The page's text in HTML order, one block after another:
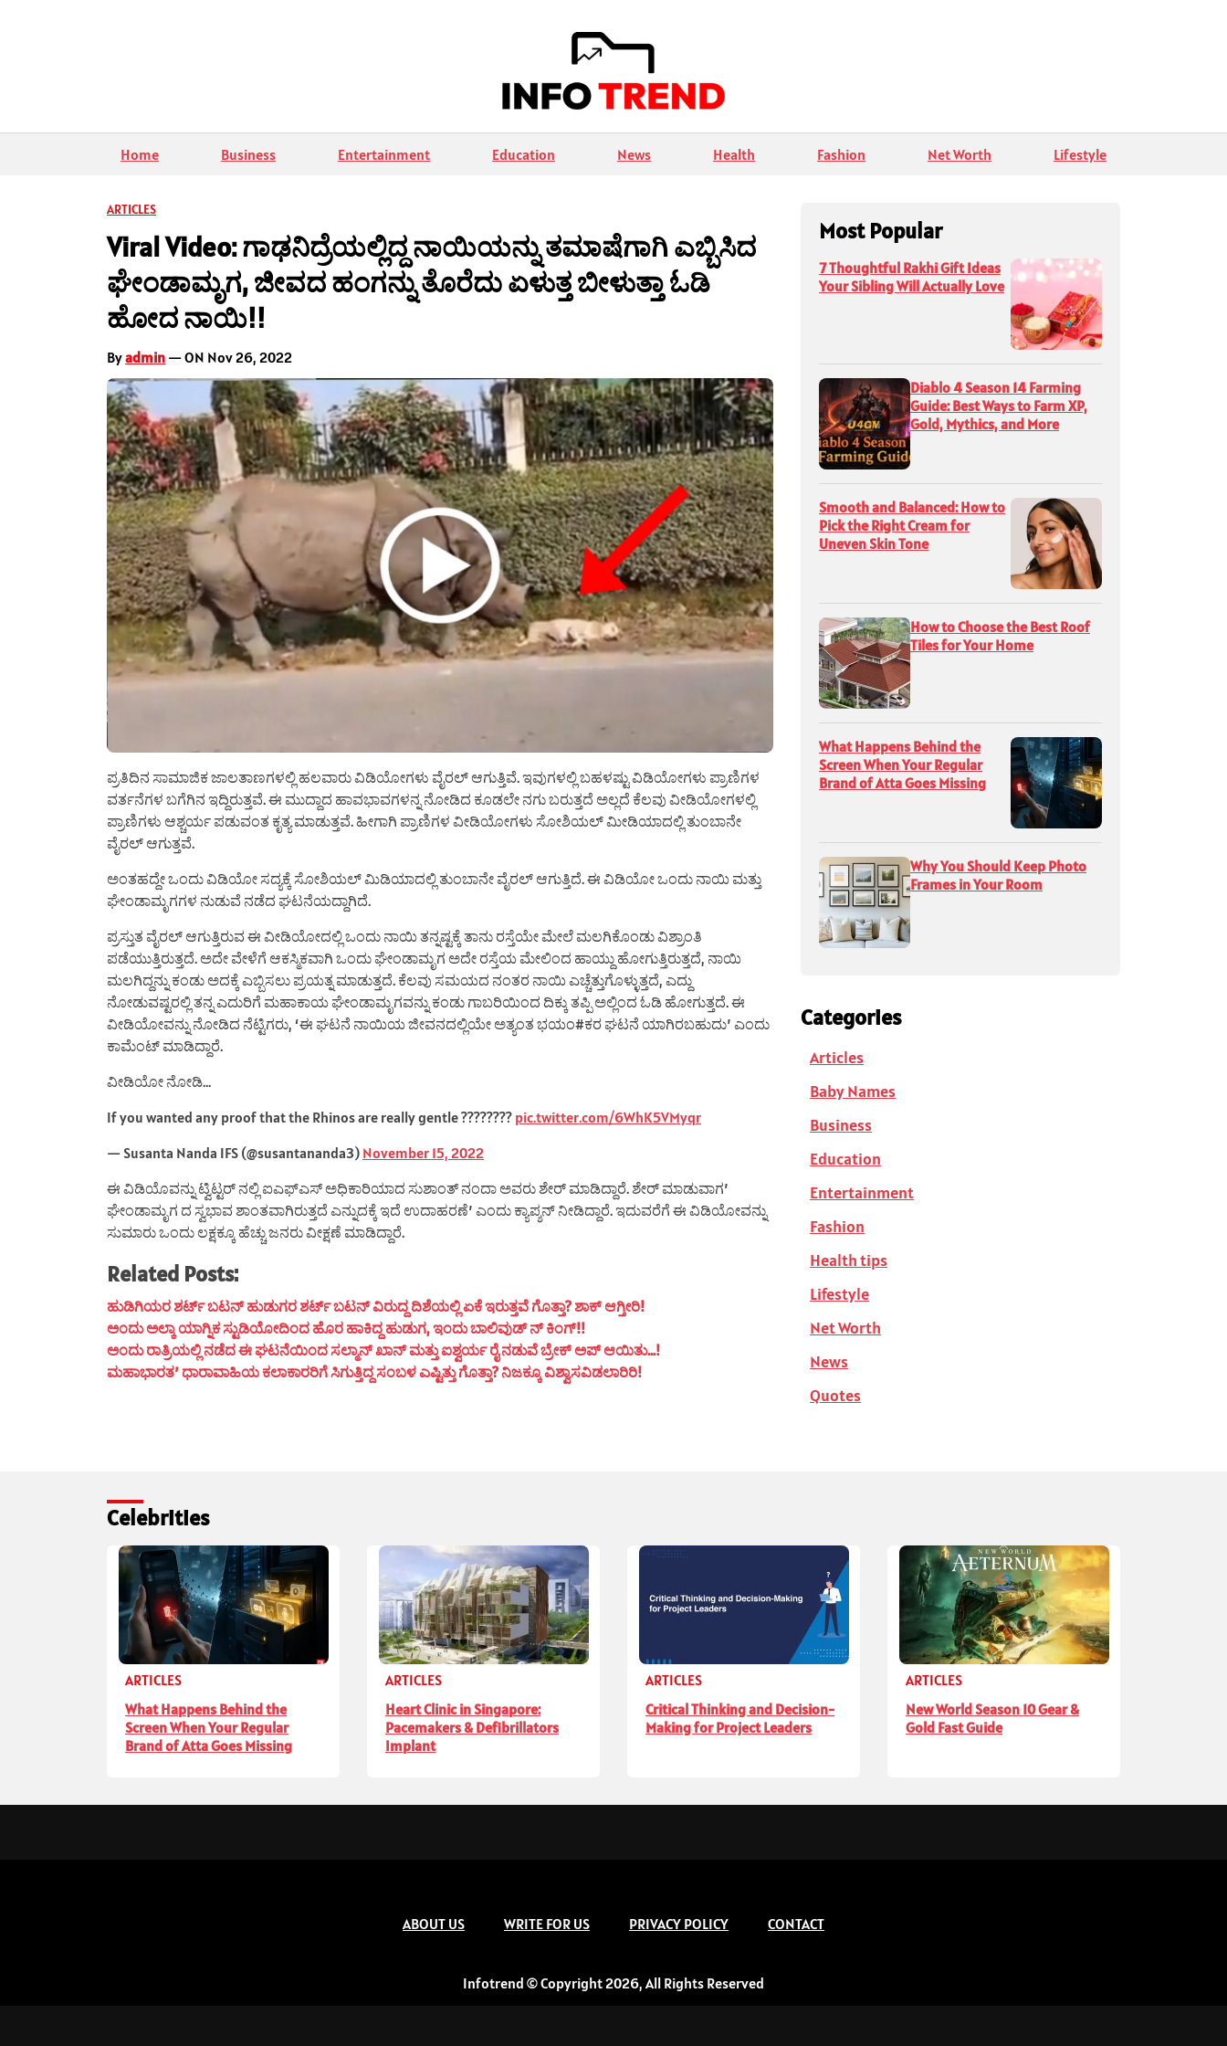
Home Business Entertainment Education News Health Fashion Net Worth Lifestyle
ARTICLES
Viral Video: ಗಾಢನಿದ್ರೆಯಲ್ಲಿದ್ದ ನಾಯಿಯನ್ನು ತಮಾಷೆಗಾಗಿ ಎಬ್ಬಿಸಿದ
ಘೇಂಡಾಮೃಗ, ಜೀವದ ಹಂಗನ್ನು ತೊರೆದು ಏಳುತ್ತ ಬೀಳುತ್ತಾ ಓಡಿ
ಹೋದ ನಾಯಿ!!
Byadmin — ON Nov 26, 2022
ಪ್ರತಿದಿನ ಸಾಮಾಜಿಕ ಜಾಲತಾಣಗಳಲ್ಲಿ ಹಲವಾರು ವಿಡಿಯೋಗಳು ವೈರಲ್ ಆಗುತ್ತಿವೆ. ಇವುಗಳಲ್ಲಿ ಬಹಳಷ್ಟು ವಿಡಿಯೋಗಳು ಪ್ರಾಣಿಗಳ
ವರ್ತನೆಗಳ ಬಗೆಗಿನ ಇದ್ದಿರುತ್ತವೆ. ಈ ಮುದ್ದಾದ ಹಾವಭಾವಗಳನ್ನ ನೋಡಿದ ಕೂಡಲೇ ನಗು ಬರುತ್ತದೆ ಅಲ್ಲದೆ ಕೆಲವು ವೀಡಿಯೋಗಳಲ್ಲಿ
ಪ್ರಾಣಿಗಳು ಆಶ್ಚರ್ಯ ಪಡುವಂತ ಕೃತ್ಯ ಮಾಡುತ್ತವೆ. ಹೀಗಾಗಿ ಪ್ರಾಣಿಗಳ ವೀಡಿಯೋಗಳು ಸೋಶಿಯಲ್ ಮೀಡಿಯಾದಲ್ಲಿ ತುಂಬಾನೇ
ವೈರಲ್ ಆಗುತ್ತವೆ.
ಅಂತಹದ್ದೇ ಒಂದು ವಿಡಿಯೋ ಸದ್ಯಕ್ಕೆ ಸೋಶಿಯಲ್ ಮಿಡಿಯಾದಲ್ಲಿ ತುಂಬಾನೇ ವೈರಲ್ ಆಗುತ್ತಿದೆ. ಈ ವಿಡಿಯೋ ಒಂದು ನಾಯಿ ಮತ್ತು
ಘೇಂಡಾಮೃಗಗಳ ನುಡುವೆ ನಡೆದ ಘಟನೆಯದ್ದಾಗಿದೆ.
ಪ್ರಸ್ತುತ ವೈರಲ್ ಆಗುತ್ತಿರುವ ಈ ವೀಡಿಯೋದಲ್ಲಿ ಒಂದು ನಾಯಿ ತನ್ನಷ್ಟಕ್ಕೆ ತಾನು ರಸ್ತೆಯೇ ಮೇಲೆ ಮಲಗಿಕೊಂಡು ವಿಶ್ರಾಂತಿ
ಪಡೆಯುತ್ತಿರುತ್ತದೆ. ಅದೇ ವೇಳೆಗೆ ಆಕಸ್ಮಿಕವಾಗಿ ಒಂದು ಘೇಂಡಾಮೃಗ ಅದೇ ರಸ್ತೆಯ ಮೇಲಿಂದ ಹಾಯ್ದು ಹೋಗುತ್ತಿರುತ್ತದೆ, ನಾಯಿ
ಮಲಗಿದ್ದನ್ನು ಕಂಡು ಅದಕ್ಕೆ ಎಬ್ಬಿಸಲು ಪ್ರಯತ್ನ ಮಾಡುತ್ತದೆ. ಕೆಲವು ಸಮಯದ ನಂತರ ನಾಯಿ ಎಚ್ಚೆತ್ತುಗೊಳ್ಳುತ್ತದೆ, ಎದ್ದು
ನೋಡುವಷ್ಟರಲ್ಲಿ ತನ್ನ ಎದುರಿಗೆ ಮಹಾಕಾಯ ಘೇಂಡಾಮೃಗವನ್ನು ಕಂಡು ಗಾಬರಿಯಿಂದ ದಿಕ್ಕು ತಪ್ಪಿ ಅಲ್ಲಿಂದ ಓಡಿ ಹೋಗುತ್ತದೆ. ಈ
ವೀಡಿಯೋವನ್ನು ನೋಡಿದ ನೆಟ್ಟಿಗರು, ‘ಈ ಘಟನೆ ನಾಯಿಯ ಜೀವನದಲ್ಲಿಯೇ ಅತ್ಯಂತ ಭಯಂ#ಕರ ಘಟನೆ ಯಾಗಿರಬಹುದು’ ಎಂದು
ಕಾಮೆಂಟ್ ಮಾಡಿದ್ದಾರೆ.
ವೀಡಿಯೋ ನೋಡಿ…
If you wanted any proof that the Rhinos are really gentle ???????? pic.twitter.com/6WhK5VMyqr
— Susanta Nanda IFS (@susantananda3) November 15, 2022
ಈ ವಿಡಿಯೊವನ್ನು ಟ್ವಿಟ್ಟರ್ ನಲ್ಲಿ ಐಎಫ್ಎಸ್ ಅಧಿಕಾರಿಯಾದ ಸುಶಾಂತ್ ನಂದಾ ಅವರು ಶೇರ್ ಮಾಡಿದ್ದಾರೆ. ಶೇರ್ ಮಾಡುವಾಗ’
ಘೇಂಡಾಮೃಗ ದ ಸ್ವಭಾವ ಶಾಂತವಾಗಿರುತ್ತದೆ ಎನ್ನುದಕ್ಕೆ ಇದೆ ಉದಾಹರಣೆ’ ಎಂದು ಕ್ಯಾಪ್ಶನ್ ನೀಡಿದ್ದಾರೆ. ಇದುವರೆಗೆ ಈ ವಿಡಿಯೋವನ್ನು
ಸುಮಾರು ಒಂದು ಲಕ್ಷಕ್ಕೂ ಹೆಚ್ಚು ಜನರು ವೀಕ್ಷಣೆ ಮಾಡಿದ್ದಾರೆ.
Related Posts:
ಹುಡಿಗಿಯರ ಶರ್ಟ್ ಬಟನ್ ಹುಡುಗರ ಶರ್ಟ್ ಬಟನ್ ವಿರುದ್ದ ದಿಶೆಯಲ್ಲಿ ಏಕೆ ಇರುತ್ತವೆ ಗೊತ್ತಾ? ಶಾಕ್ ಆಗ್ತೀರಿ!
ಅಂದು ಅಲ್ಕಾ ಯಾಗ್ನಿಕ ಸ್ಟುಡಿಯೋದಿಂದ ಹೊರ ಹಾಕಿದ್ದ ಹುಡುಗ, ಇಂದು ಬಾಲಿವುಡ್ ನ್ ಕಿಂಗ್!!
ಅಂದು ರಾತ್ರಿಯಲ್ಲಿ ನಡೆದ ಈ ಘಟನೆಯಿಂದ ಸಲ್ಮಾನ್ ಖಾನ್ ಮತ್ತು ಐಶ್ವರ್ಯ ರೈ ನಡುವೆ ಬ್ರೇಕ್ ಅಪ್ ಆಯಿತು…!
ಮಹಾಭಾರತ’ ಧಾರಾವಾಹಿಯ ಕಲಾಕಾರರಿಗೆ ಸಿಗುತ್ತಿದ್ದ ಸಂಬಳ ಎಷ್ಟಿತ್ತು ಗೊತ್ತಾ? ನಿಜಕ್ಕೂ ವಿಶ್ವಾಸವಿಡಲಾರಿರಿ!
Most Popular
7 Thoughtful Rakhi Gift Ideas
Your Sibling Will Actually Love
Diablo 4 Season 14 Farming
Guide: Best Ways to Farm XP,
Gold, Mythics, and More
Smooth and Balanced: How to
Pick the Right Cream for
Uneven Skin Tone
How to Choose the Best Roof
Tiles for Your Home
What Happens Behind the
Screen When Your Regular
Brand of Atta Goes Missing
Why You Should Keep Photo
Frames in Your Room
Categories
Articles
Baby Names
Business
Education
Entertainment
Fashion
Health tips
Lifestyle
Net Worth
News
Quotes
Celebrities
ARTICLES
What Happens Behind the
Screen When Your Regular
Brand of Atta Goes Missing
ARTICLES
Heart Clinic in Singapore:
Pacemakers & Defibrillators
Implant
ARTICLES
Critical Thinking and Decision-
Making for Project Leaders
ARTICLES
New World Season 10 Gear &
Gold Fast Guide
ABOUT US WRITE FOR US PRIVACY POLICY CONTACT
Infotrend © Copyright 2026, All Rights Reserved